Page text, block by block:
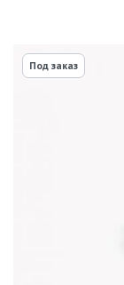
Под заказ